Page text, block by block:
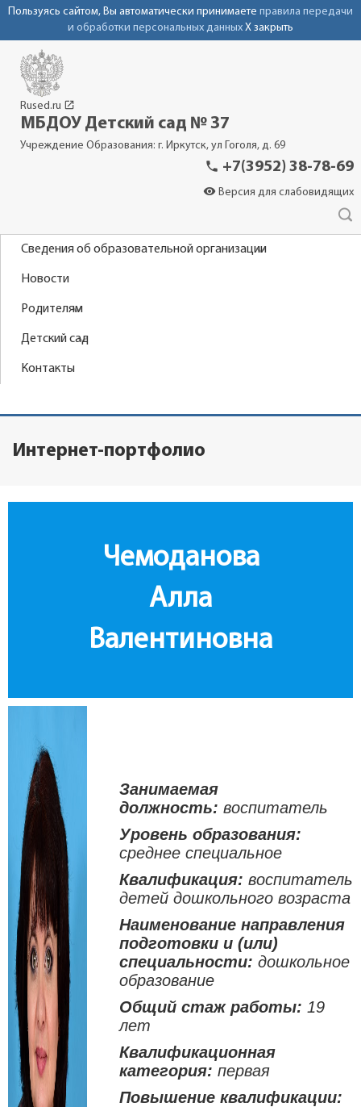
Пользуясь сайтом, Вы автоматически принимаете правила передачи
и обработки персональных данных X закрыть
Rused.ru launch
МБДОУ Детский сад № 37
Учреждение Образования: г. Иркутск, ул Гоголя, д. 69
phone +7(3952) 38-78-69
visibility Версия для слабовидящих
Сведения об образовательной организации
Новости
Родителям
Детский сад
Контакты
Интернет-портфолио
Чемоданова
Алла
Валентиновна
Занимаемая
должность: воспитатель
Уровень образования:
среднее специальное
Квалификация: воспитатель
детей дошкольного возраста
Наименование направления
подготовки и (или)
специальности: дошкольное
образование
Общий стаж работы: 19
лет
Квалификационная
категория: первая
Повышение квалификации: